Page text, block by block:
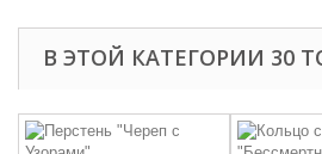
В ЭТОЙ КАТЕГОРИИ 30